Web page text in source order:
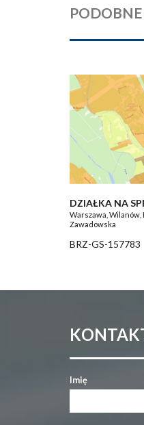
DZIAŁKA NA
Warszawa, Wilanów,
Zawadowska
BRZ-GS-157783
Imię